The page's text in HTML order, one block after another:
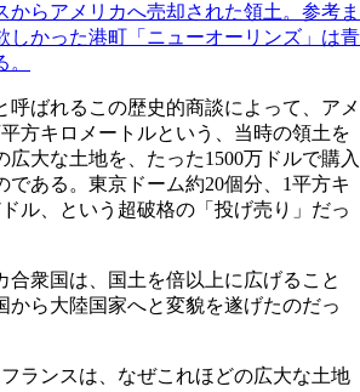
からアメリカへ売却された領土。参考ま
しかった港町「ニューオーリンズ」は青
呼ばれるこの歴史的商談によって、アメ
方キロメートルという、当時の領土を
広大な土地を、たった1500万ドルで購入
である。東京ドーム約20個分、1平方キ
ル、という超破格の「投げ売り」だっ
合衆国は、国土を倍以上に広げること
から大陸国家へと変貌を遂げたのだっ
ランスは、なぜこれほどの広大な土地